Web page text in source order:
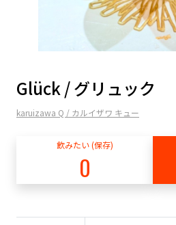
Glück / グリュック
karuizawa Q / カルイザワ キュー
飲みたい (保存)
0